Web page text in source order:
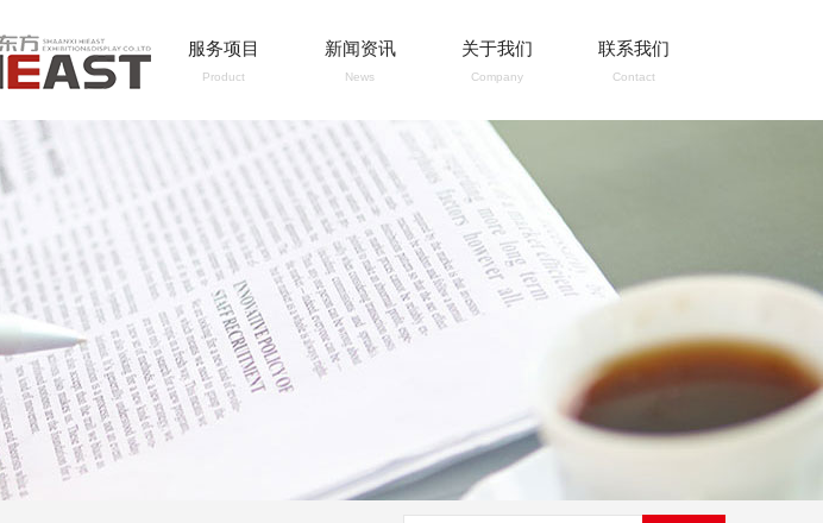
服务项目
Product
新闻资讯
News
关于我们
Company
联系我们
Contact